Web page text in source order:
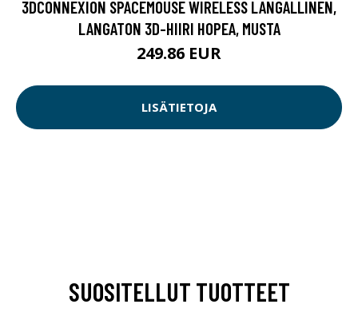
3DCONNEXION SPACEMOUSE WIRELESS LANGALLINEN,
LANGATON 3D-HIIRI HOPEA, MUSTA
249.86 EUR
LISÄTIETOJA
SUOSITELLUT TUOTTEET